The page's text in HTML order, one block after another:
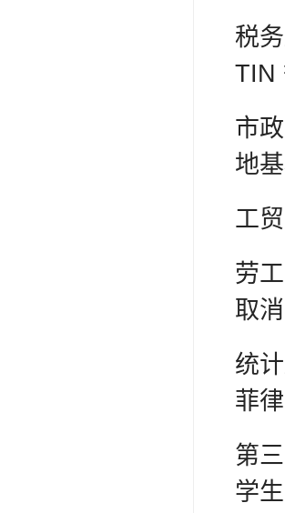
税
TIN
市
地
工
劳
取
统
菲
第
学